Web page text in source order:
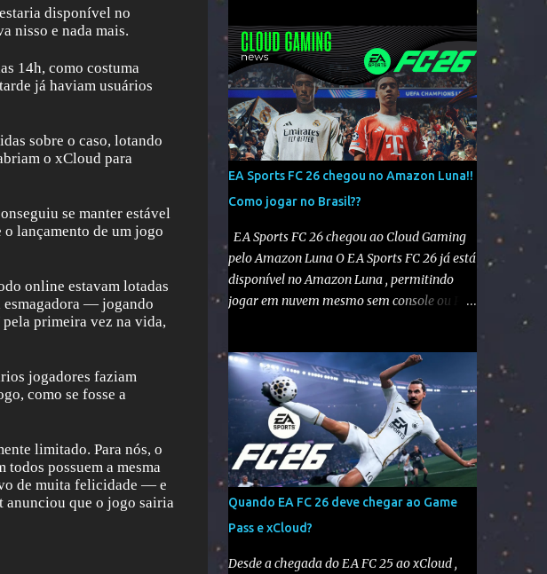
disponível no
nisso e nada mais.
14h, como costuma
já haviam usuários
sobre o caso, lotando
o xCloud para
se manter estável
o lançamento de um jogo
online estavam lotadas
esmagadora — jogando
primeira vez na vida,
jogadores faziam
como se fosse a
limitado. Para nós, o
todos possuem a mesma
de muita felicidade — e
anunciou que o jogo sairia
EA Sports FC 26 chegou no Amazon Luna!!
Como jogar no Brasil??
EA Sports FC 26 chegou ao Cloud Gaming
pelo Amazon Luna O EA Sports FC 26 já está
disponível no Amazon Luna , permitindo
jogar em nuvem mesmo sem console ou PC
necessário seguir alguns passos para
configurar e aproveitar o jogo. Passo a passo
para jogar EA Sports FC 26 no Amazon Luna
1️⃣ Alterar a região da conta Amazon Acesse
sua conta Amazon em amazon.com . Vá em
“Sua Conta” > “Gerenciar Conteúdo e
Dispositivos” . No menu “Preferências” ,
altere o país/região para Estados Unidos .
Salve as alterações. Você também precisará
ter um endereço nos EUA , mesmo que
Quando EA FC 26 deve chegar ao Game
Pass e xCloud?
Desde a chegada do EA FC 25 ao xCloud ,